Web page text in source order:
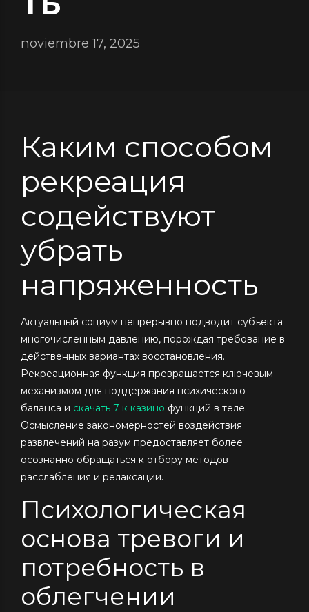
noviembre 17, 2025
Каким способом
рекреация
содействуют
убрать
напряженность
Актуальный социум непрерывно подводит субъекта
многочисленным давлению, порождая требование в
действенных вариантах восстановления.
Рекреационная функция превращается ключевым
механизмом для поддержания психического
баланса и скачать 7 к казино функций в теле.
Осмысление закономерностей воздействия
развлечений на разум предоставляет более
осознанно обращаться к отбору методов
расслабления и релаксации.
Психологическая
основа тревоги и
потребность в
облегчении